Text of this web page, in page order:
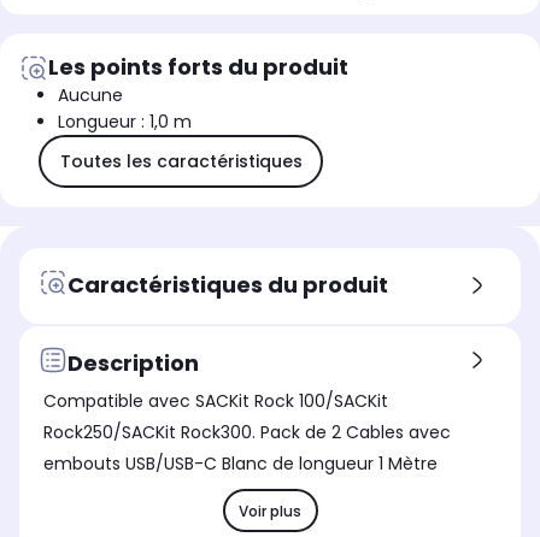
Les points forts du produit
Aucune
Longueur : 1,0 m
Toutes les caractéristiques
Caractéristiques du produit
Description
Compatible avec SACKit Rock 100/SACKit
Rock250/SACKit Rock300. Pack de 2 Cables avec
embouts USB/USB-C Blanc de longueur 1 Mètre
Voir plus